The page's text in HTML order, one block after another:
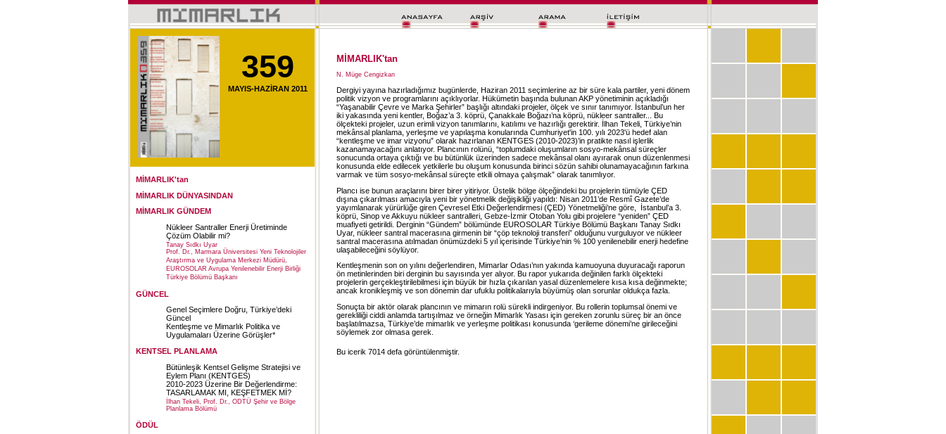
359
MAYIS-HAZİRAN 2011
MİMARLIK'tan
MİMARLIK DÜNYASINDAN
MİMARLIK GÜNDEM
Nükleer Santraller Enerji Üretiminde
Çözüm Olabilir mi?
Tanay Sıdkı Uyar
Prof. Dr., Marmara Üniversitesi Yeni Teknolojiler
Araştırma ve Uygulama Merkezi Müdürü,
EUROSOLAR Avrupa Yenilenebilir Enerji Birliği
Türkiye Bölümü Başkanı
GÜNCEL
Genel Seçimlere Doğru, Türkiye’deki
Güncel
Kentleşme ve Mimarlık Politika ve
Uygulamaları Üzerine Görüşler*
KENTSEL PLANLAMA
Bütünleşik Kentsel Gelişme Stratejisi ve
Eylem Planı (KENTGES)
2010-2023 Üzerine Bir Değerlendirme:
TASARLAMAK MI, KEŞFETMEK Mİ?
İlhan Tekeli, Prof. Dr., ODTÜ Şehir ve Bölge
Planlama Bölümü
ÖDÜL
MİMARLIK'tan
N. Müge Cengizkan
Dergiyi yayına hazırladığımız bugünlerde, Haziran 2011 seçimlerine az bir süre kala partiler, yeni dönem
politik vizyon ve programlarını açıklıyorlar. Hükümetin başında bulunan AKP yönetiminin açıkladığı
“Yaşanabilir Çevre ve Marka Şehirler” başlığı altındaki projeler, ölçek ve sınır tanımıyor. İstanbul’un her
iki yakasında yeni kentler, Boğaz’a 3. köprü, Çanakkale Boğazı’na köprü, nükleer santraller... Bu
ölçekteki projeler, uzun erimli vizyon tanımlarını, katılımı ve hazırlığı gerektirir. İlhan Tekeli, Türkiye’nin
mekânsal planlama, yerleşme ve yapılaşma konularında Cumhuriyet'in 100. yılı 2023'ü hedef alan
“kentleşme ve imar vizyonu” olarak hazırlanan KENTGES (2010-2023)’in pratikte nasıl işlerlik
kazanamayacağını anlatıyor. Plancının rolünü, “toplumdaki oluşumların sosyo-mekânsal süreçler
sonucunda ortaya çıktığı ve bu bütünlük üzerinden sadece mekânsal olanı ayırarak onun düzenlenmesi
konusunda elde edilecek yetkilerle bu oluşum konusunda birinci sözün sahibi olunamayacağının farkına
varmak ve tüm sosyo-mekânsal süreçte etkili olmaya çalışmak” olarak tanımlıyor.
Plancı ise bunun araçlarını birer birer yitiriyor. Üstelik bölge ölçeğindeki bu projelerin tümüyle ÇED
dışına çıkarılması amacıyla yeni bir yönetmelik değişikliği yapıldı: Nisan 2011’de Resmî Gazete’de
yayımlanarak yürürlüğe giren Çevresel Etki Değerlendirmesi (ÇED) Yönetmeliği’ne göre, İstanbul’a 3.
köprü, Sinop ve Akkuyu nükleer santralleri, Gebze-İzmir Otoban Yolu gibi projelere “yeniden” ÇED
muafiyeti getirildi. Derginin “Gündem” bölümünde EUROSOLAR Türkiye Bölümü Başkanı Tanay Sıdkı
Uyar, nükleer santral macerasına girmenin bir “çöp teknoloji transferi” olduğunu vurguluyor ve nükleer
santral macerasına atılmadan önümüzdeki 5 yıl içerisinde Türkiye’nin % 100 yenilenebilir enerji hedefine
ulaşabileceğini söylüyor.
Kentleşmenin son on yılını değerlendiren, Mimarlar Odası’nın yakında kamuoyuna duyuracağı raporun
ön metinlerinden biri derginin bu sayısında yer alıyor. Bu rapor yukarıda değinilen farklı ölçekteki
projelerin gerçekleştirilebilmesi için büyük bir hızla çıkarılan yasal düzenlemelere kısa kısa değinmekte;
ancak kronikleşmiş ve son dönemin dar ufuklu politikalarıyla büyümüş olan sorunlar oldukça fazla.
Sonuçta bir aktör olarak plancının ve mimarın rolü sürekli indirgeniyor. Bu rollerin toplumsal önemi ve
gerekliliği ciddi anlamda tartışılmaz ve örneğin Mimarlık Yasası için gereken zorunlu süreç bir an önce
başlatılmazsa, Türkiye’de mimarlık ve yerleşme politikası konusunda ‘gerileme dönemi’ne girileceğini
söylemek zor olmasa gerek.
Bu icerik 7014 defa görüntülenmiştir.